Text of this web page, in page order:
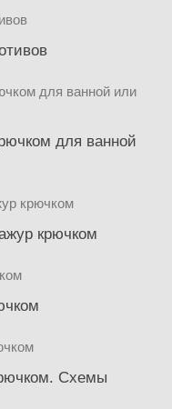
для ванной
крючком
Схемы